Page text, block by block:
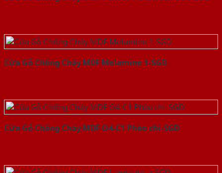
Cửa Gỗ Chống Cháy MDF Melamine 1-SGD
Cửa Gỗ Chống Cháy MDF O4-C1 Phào chi-SGD